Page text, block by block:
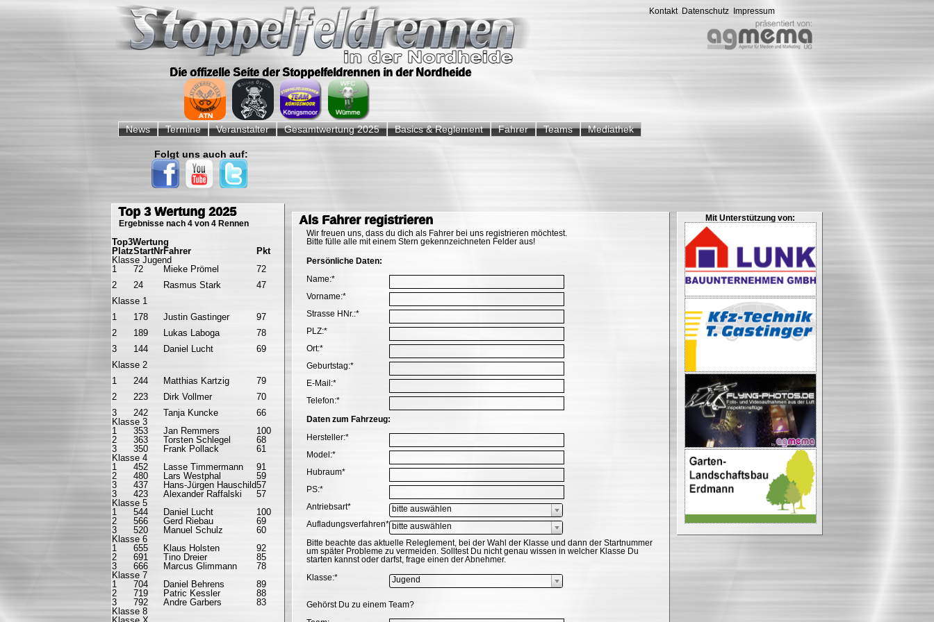
Die offizelle Seite der Stoppelfeldrennen in der Nordheide
Kontakt Datenschutz Impressum
überspringen
News Termine Veranstalter Gesamtwertung 2025 Basics & Reglement Fahrer Teams Mediathek
Als Fahrer registrieren
Wir freuen uns, dass du dich als Fahrer bei uns registrieren möchtest.
Bitte fülle alle mit einem Stern gekennzeichneten Felder aus!
Persönliche Daten:
Pflichtfeld
Name:*
Pflichtfeld
Vorname:*
Pflichtfeld
Strasse HNr.:*
Pflichtfeld
PLZ:*
Pflichtfeld
Ort:*
Pflichtfeld
Geburtstag:*
Pflichtfeld
E-Mail:*
Pflichtfeld
Telefon:*
Daten zum Fahrzeug:
Pflichtfeld
Hersteller:*
Pflichtfeld
Model:*
Pflichtfeld
Hubraum*
Pflichtfeld
PS:*
Pflichtfeld
Antriebsart*
bitte auswählen
Pflichtfeld
Aufladungsverfahren* bitte auswählen
Bitte beachte das aktuelle Releglement, bei der Wahl der Klasse und dann der Startnummer
um später Probleme zu vermeiden. Solltest Du nicht genau wissen in welcher Klasse Du
starten kannst oder darfst, frage einen der Abnehmer.
Pflichtfeld
Klasse:* Jugend
Gehörst Du zu einem Team?
Folgt uns auch auf:
Top 3 Wertung 2025
Ergebnisse nach 4 von 4 Rennen
Top3Wertung
PlatzStartNrFahrer
Pkt
Klasse Jugend
1
72 Mieke Prömel
72
2
24 Rasmus Stark
47
Klasse 1
1
178 Justin Gastinger
97
2
189 Lukas Laboga
78
3
144 Daniel Lucht
69
Klasse 2
1
244 Matthias Kartzig
79
2
223 Dirk Vollmer
70
3
242 Tanja Kuncke
66
Klasse 3
1
353 Jan Remmers
100
2
363 Torsten Schlegel
68
3
350 Frank Pollack
61
Klasse 4
1
452 Lasse Timmermann
91
2
480 Lars Westphal
59
3
437 Hans-Jürgen Hauschild57
3
423 Alexander Raffalski
57
Klasse 5
1
544 Daniel Lucht
100
2
566 Gerd Riebau
69
3
520 Manuel Schulz
60
Klasse 6
1
655 Klaus Holsten
92
2
691 Tino Dreier
85
3
666 Marcus Glimmann
78
Klasse 7
1
704 Daniel Behrens
89
2
719 Patric Kessler
88
3
792 Andre Garbers
83
Klasse 8
Mit Unterstützung von: